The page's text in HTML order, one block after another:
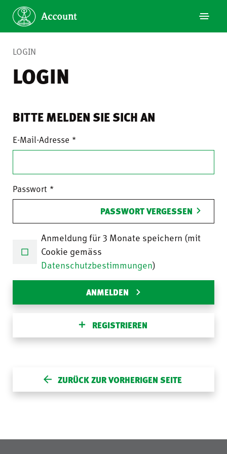
LOGIN
LOGIN
BITTE MELDEN SIE SICH AN
E-Mail-Adresse
Passwort
PASSWORT VERGESSEN
Anmeldung für 3 Monate speichern (mit
Cookie gemäss
Datenschutzbestimmungen)
ANMELDEN
REGISTRIEREN
ZURÜCK ZUR VORHERIGEN SEITE